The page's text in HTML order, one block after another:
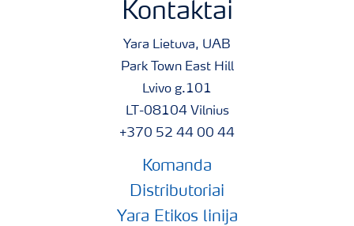
Kontaktai
Yara Lietuva, UAB
Park Town East Hill
Lvivo g.101
LT-08104 Vilnius
+370 52 44 00 44
Komanda
Distributoriai
Yara Etikos linija